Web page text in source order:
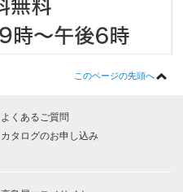
このページの先頭へ
よくあるご質問
カタログのお申し込み